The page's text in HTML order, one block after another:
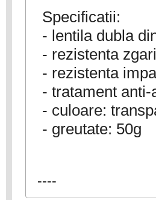
Specificatii:
- lentila dubla
- rezistenta
- rezistenta
- tratament anti-
- culoare:
- greutate: 50g
----